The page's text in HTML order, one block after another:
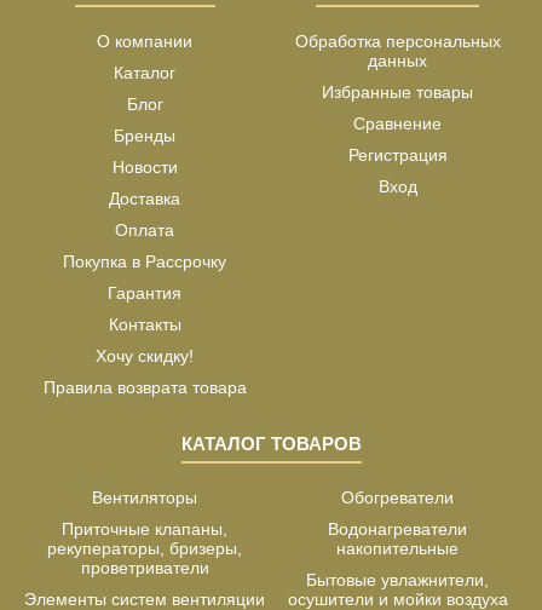
О компании
Каталог
Блог
Бренды
Новости
Доставка
Оплата
Покупка в Рассрочку
Гарантия
Контакты
Хочу скидку!
Правила возврата товара
Обработка персональных
данных
Избранные товары
Сравнение
Регистрация
Вход
КАТАЛОГ ТОВАРОВ
Вентиляторы
Приточные клапаны,
рекуператоры, бризеры,
проветриватели
Элементы систем вентиляции
Обогреватели
Водонагреватели
накопительные
Бытовые увлажнители,
осушители и мойки воздуха